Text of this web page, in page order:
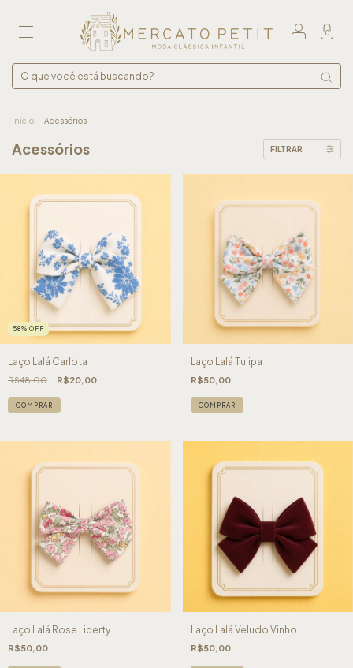
0
Início Acessórios
Acessórios FILTRAR
58% OFF
Laço Lalá Carlota
R$48,00 R$20,00
COMPRAR
Laço Lalá Tulipa
R$50,00
COMPRAR
Laço Lalá Rose Liberty
R$50,00
Laço Lalá Veludo Vinho
R$50,00